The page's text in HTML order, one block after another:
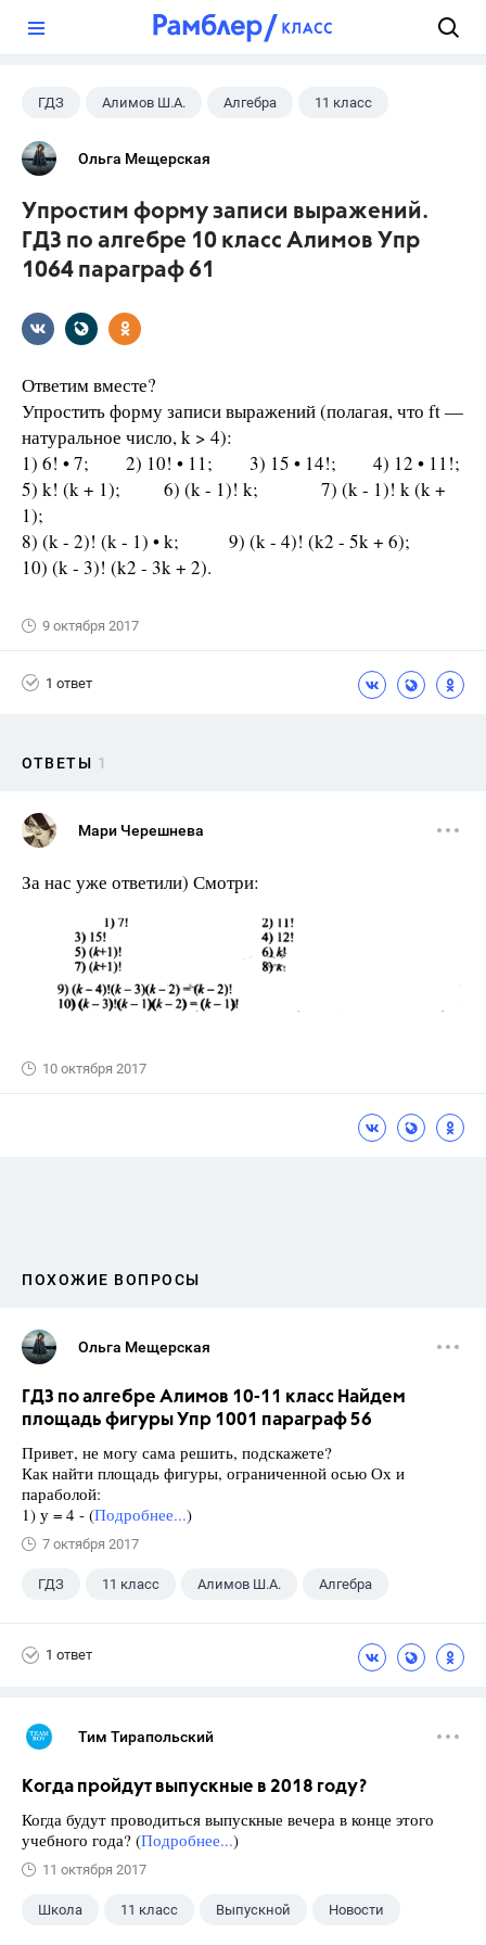
ГДЗ Алимов Ш.А. Алгебра 11 класс
Ольга Мещерская
Упростим форму записи выражений.
ГДЗ по алгебре 10 класс Алимов Упр
1064 параграф 61
Ответим вместе?
Упростить форму записи выражений (полагая, что ft —
натуральное число, k > 4):
1) 6! • 7; 2) 10! • 11; 3) 15 • 14!; 4) 12 • 11!;
5) k! (k + 1); 6) (k - 1)! k; 7) (k - 1)! k (k +
1);
8) (k - 2)! (k - 1) • k; 9) (k - 4)! (k2 - 5k + 6);
10) (k - 3)! (k2 - 3k + 2).
9 октября 2017
1 ответ
ОТВЕТЫ 1
Мари Черешнева
За нас уже ответили) Смотри:
10 октября 2017
ПОХОЖИЕ ВОПРОСЫ
Ольга Мещерская
ГДЗ по алгебре Алимов 10-11 класс Найдем
площадь фигуры Упр 1001 параграф 56
Привет, не могу сама решить, подскажете?
Как найти площадь фигуры, ограниченной осью Ох и
параболой:
1) у = 4 - (Подробнее...)
7 октября 2017
ГДЗ 11 класс Алимов Ш.А. Алгебра
1 ответ
Тим Тирапольский
Когда пройдут выпускные в 2018 году?
Когда будут проводиться выпускные вечера в конце этого
учебного года? (Подробнее...)
11 октября 2017
Школа 11 класс Выпускной Новости